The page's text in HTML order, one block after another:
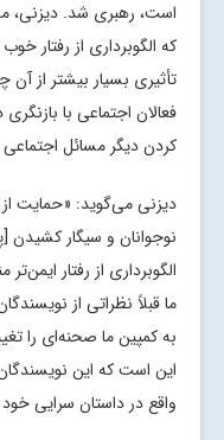
است، رهبری شد. دیزنی،
که الگوبرداری از رفتار
تأثیری بسیار بیشتر از
فعالان اجتماعی با
کردن دیگر مسائل
دیزنی می‌گوید: «حمایت از
نوجوانان و سیگار کشیدن
الگوبرداری از رفتار
ما قبلاً نظراتی از
به کمپین ما صحنه‌ای را
این است که این
واقع در داستان سرایی